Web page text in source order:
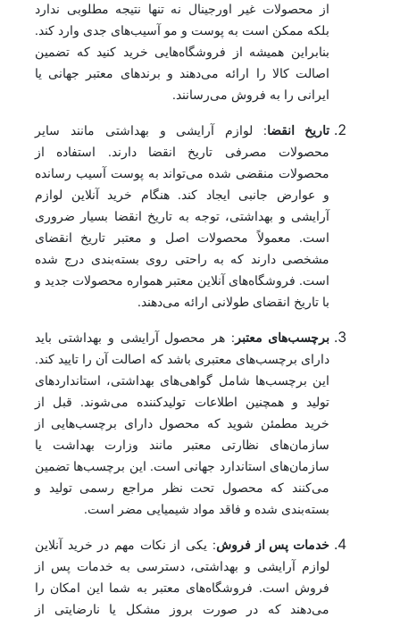
از محصولات غیر اورجینال نه تنها نتیجه مطلوبی ندارد
بلکه ممکن است به پوست و مو آسیب‌های جدی وارد کند.
بنابراین همیشه از فروشگاه‌هایی خرید کنید که تضمین
اصالت کالا را ارائه می‌دهند و برندهای معتبر جهانی یا
ایرانی را به فروش می‌رسانند.
تاریخ انقضا: لوازم آرایشی و بهداشتی مانند سایر
محصولات مصرفی تاریخ انقضا دارند. استفاده از
محصولات منقضی شده می‌تواند به پوست آسیب رسانده
و عوارض جانبی ایجاد کند. هنگام خرید آنلاین لوازم
آرایشی و بهداشتی، توجه به تاریخ انقضا بسیار ضروری
است. معمولاً محصولات اصل و معتبر تاریخ انقضای
مشخصی دارند که به راحتی روی بسته‌بندی درج شده
است. فروشگاه‌های آنلاین معتبر همواره محصولات جدید و
با تاریخ انقضای طولانی ارائه می‌دهند.
برچسب‌های معتبر : هر محصول آرایشی و بهداشتی باید
دارای برچسب‌های معتبری باشد که اصالت آن را تایید کند.
این برچسب‌ها شامل گواهی‌های بهداشتی، استانداردهای
تولید و همچنین اطلاعات تولیدکننده می‌شوند. قبل از
خرید مطمئن شوید که محصول دارای برچسب‌هایی از
سازمان‌های نظارتی معتبر مانند وزارت بهداشت یا
سازمان‌های استاندارد جهانی است. این برچسب‌ها تضمین
می‌کنند که محصول تحت نظر مراجع رسمی تولید و
بسته‌بندی شده و فاقد مواد شیمیایی مضر است.
خدمات پس از فروش: یکی از نکات مهم در خرید آنلاین
لوازم آرایشی و بهداشتی، دسترسی به خدمات پس از
فروش است. فروشگاه‌های معتبر به شما این امکان را
می‌دهند که در صورت بروز مشکل یا نارضایتی از